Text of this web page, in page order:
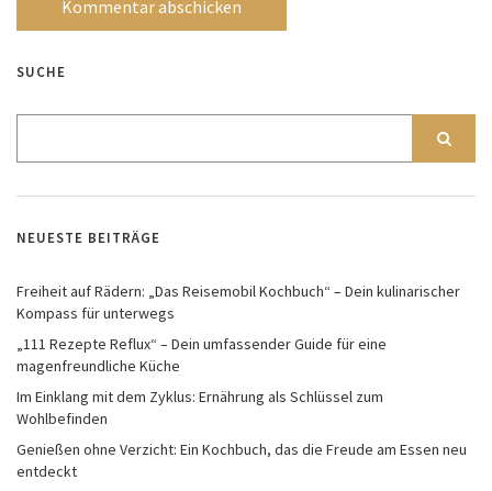
SUCHE
NEUESTE BEITRÄGE
Freiheit auf Rädern: „Das Reisemobil Kochbuch“ – Dein kulinarischer
Kompass für unterwegs
„111 Rezepte Reflux“ – Dein umfassender Guide für eine
magenfreundliche Küche
Im Einklang mit dem Zyklus: Ernährung als Schlüssel zum
Wohlbefinden
Genießen ohne Verzicht: Ein Kochbuch, das die Freude am Essen neu
entdeckt